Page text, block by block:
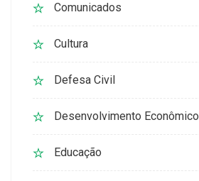
Comunicados
Cultura
Defesa Civil
Desenvolvimento Econômico
Educação